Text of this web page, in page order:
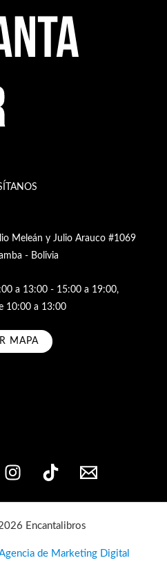
Meleán y Julio Arauco #1069
- Bolivia
a 13:00 - 15:00 a 19:00,
10:00 a 13:00
MAPA
Encantalibros
de Marketing Digital